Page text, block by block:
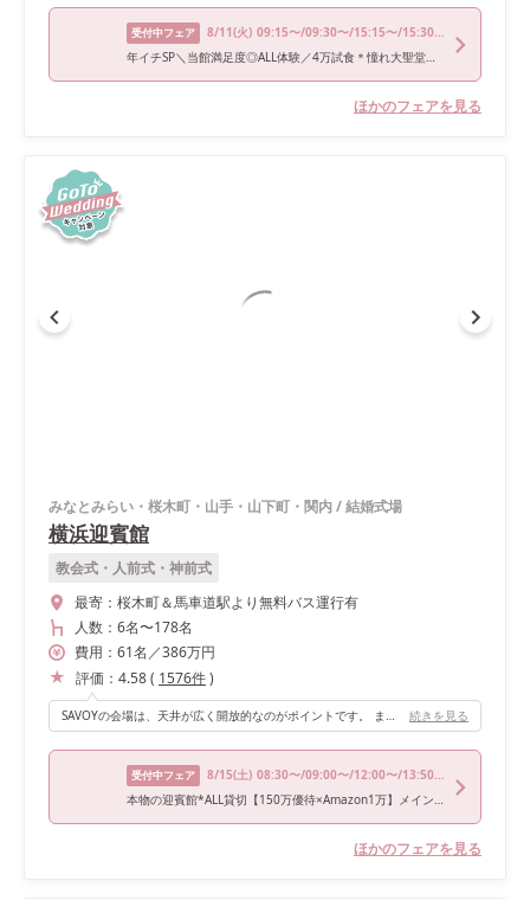
受付中フェア 8/11(火) 09:15〜/09:30〜/15:15〜/15:30〜
年イチSP＼当館満足度◎ALL体験／4万試食＊憧れ大聖堂＊お盆特典
ほかのフェアを見る
みなとみらい・桜木町・山手・山下町・関内/結婚式場
横浜迎賓館
教会式・人前式・神前式
最寄： 桜木町＆馬車道駅より無料バス運行有
人数： 6名〜178名
費用： 61名 ／386万円
評価： 4.58( 1576件)
SAVOYの会場は、天井が広く開放的なのがポイントです。 また、緑がたくさん会場にある事と、シャンデリアも木の枠で囲われているため、豪華さもありつつナチュラルな雰囲気の会場でした。 また、洋書の棚が後ろにたくさんあって、会場の照明が落ちると、洋書の棚や、木、シャンデリアが暖かい色のライトで照らされて、幻想的な空間を作り出してくれます。 階段もあるので降りて入場もできたり、カーテンからのシルエット入場も出来るので、色々な演出ができるのもポイントです。 続きを見る
受付中フェア 8/15(土) 08:30〜/09:00〜/12:00〜/13:50〜/17:00〜
本物の迎賓館*ALL貸切【150万優待×Amazon1万】メイン選べる試食
ほかのフェアを見る